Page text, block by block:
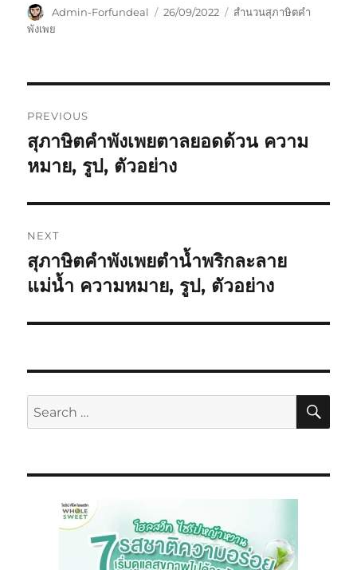
Admin-Forfundeal 26/09/2022
สำนวนสุภาษิตคำ
พังเพย
PREVIOUS
สุภาษิตคำพังเพยตาลยอดด้วน ความ
หมาย, รูป, ตัวอย่าง
NEXT
สุภาษิตคำพังเพยตำน้ำพริกละลาย
แม่น้ำ ความหมาย, รูป, ตัวอย่าง